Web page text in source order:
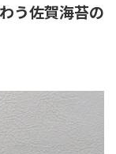
う佐賀海苔の